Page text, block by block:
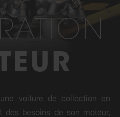
voiture de collection en
des besoins de son moteur,